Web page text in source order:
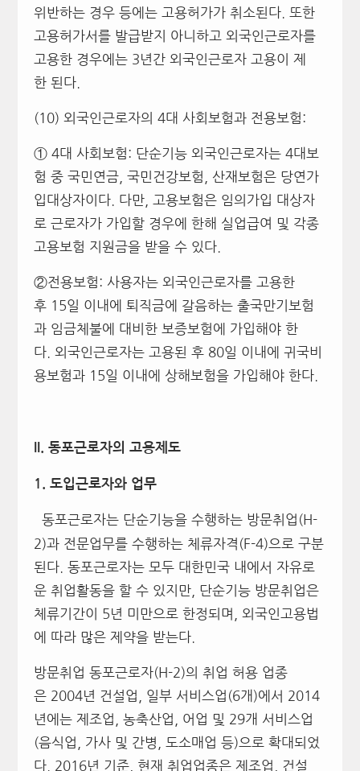
위반하는 경우 등에는 고용허가가 취소된다. 또한
고용허가서를 발급받지 아니하고 외국인근로자를
고용한 경우에는 3년간 외국인근로자 고용이 제
한 된다.
(10) 외국인근로자의 4대 사회보험과 전용보험:
① 4대 사회보험: 단순기능 외국인근로자는 4대보
험 중 국민연금, 국민건강보험, 산재보험은 당연가
입대상자이다. 다만, 고용보험은 임의가입 대상자
로 근로자가 가입할 경우에 한해 실업급여 및 각종
고용보험 지원금을 받을 수 있다.
②전용보험: 사용자는 외국인근로자를 고용한
후 15일 이내에 퇴직금에 갈음하는 출국만기보험
과 임금체불에 대비한 보증보험에 가입해야 한
다. 외국인근로자는 고용된 후 80일 이내에 귀국비
용보험과 15일 이내에 상해보험을 가입해야 한다.
II. 동포근로자의 고용제도
1. 도입근로자와 업무
동포근로자는 단순기능을 수행하는 방문취업(H-
2)과 전문업무를 수행하는 체류자격(F-4)으로 구분
된다. 동포근로자는 모두 대한민국 내에서 자유로
운 취업활동을 할 수 있지만, 단순기능 방문취업은
체류기간이 5년 미만으로 한정되며, 외국인고용법
에 따라 많은 제약을 받는다.
방문취업 동포근로자(H-2)의 취업 허용 업종
은 2004년 건설업, 일부 서비스업(6개)에서 2014
년에는 제조업, 농축산업, 어업 및 29개 서비스업
(음식업, 가사 및 간병, 도소매업 등)으로 확대되었
다. 2016년 기준, 현재 취업업종은 제조업, 건설